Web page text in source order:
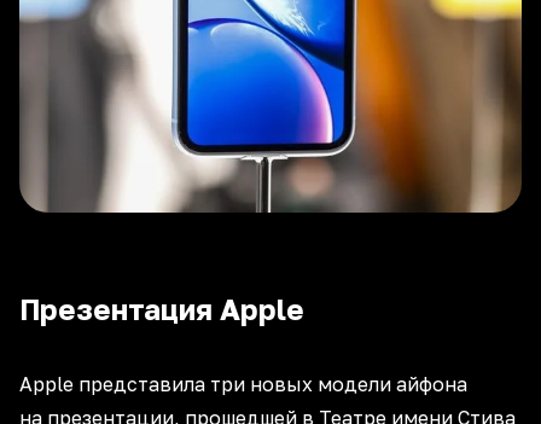
Презентация Apple
Apple представила три новых модели айфона
на презентации, прошедшей в Театре имени Стива